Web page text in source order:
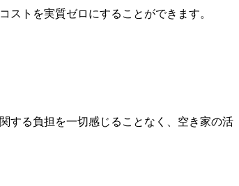
トを実質ゼロにすることができます。
する負担を一切感じることなく、空き家の活